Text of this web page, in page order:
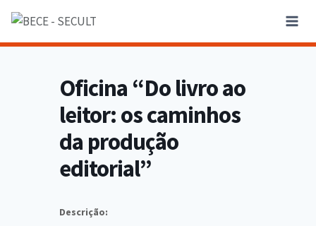
Oficina “Do livro ao
leitor: os caminhos
da produção
editorial”
Descrição: